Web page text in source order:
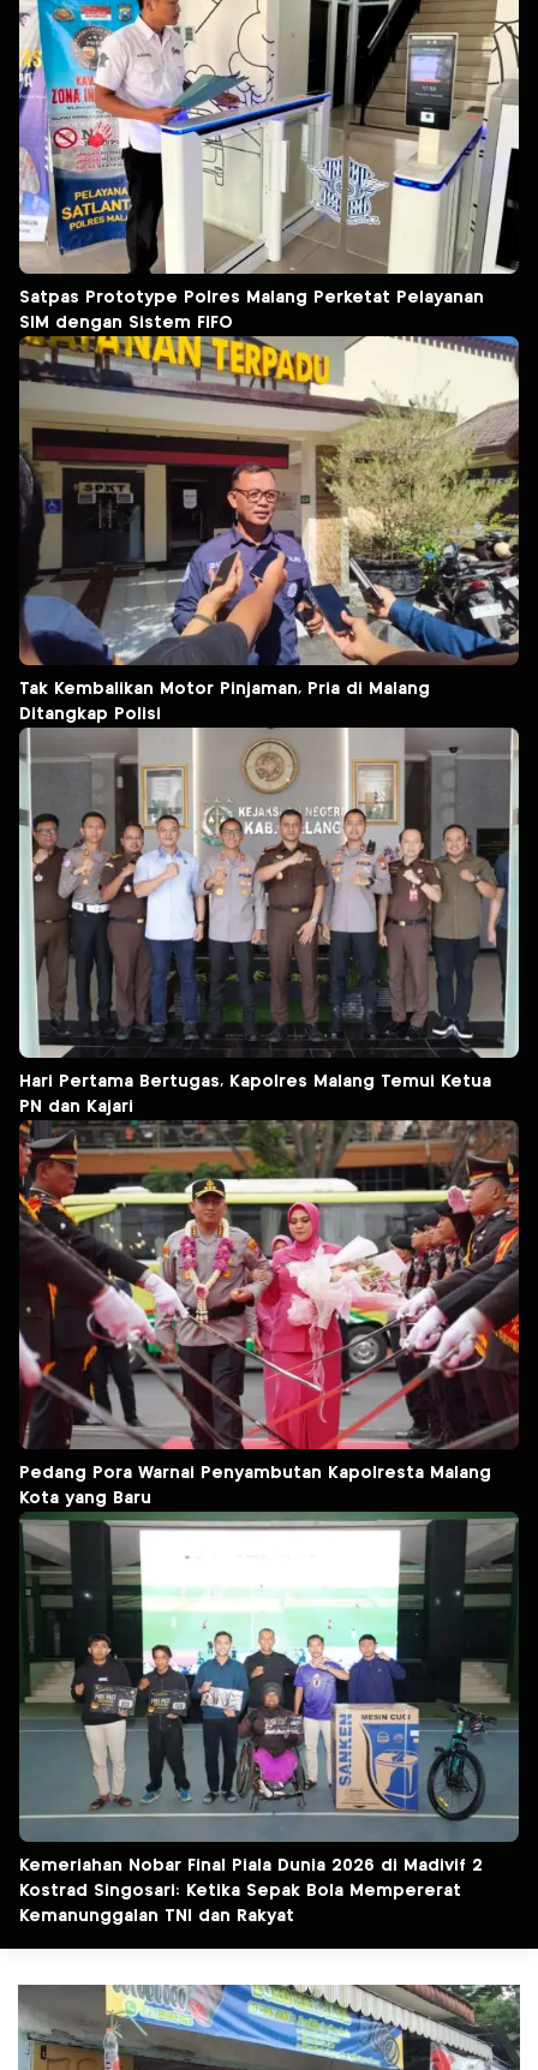
Satpas Prototype Polres Malang Perketat Pelayanan
SIM dengan Sistem FIFO
Tak Kembalikan Motor Pinjaman, Pria di Malang
Ditangkap Polisi
Hari Pertama Bertugas, Kapolres Malang Temui Ketua
PN dan Kajari
Pedang Pora Warnai Penyambutan Kapolresta Malang
Kota yang Baru
Kemeriahan Nobar Final Piala Dunia 2026 di Madivif 2
Kostrad Singosari: Ketika Sepak Bola Mempererat
Kemanunggalan TNI dan Rakyat